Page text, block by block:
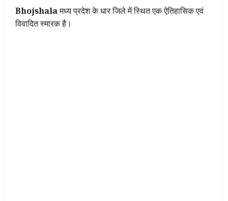
Bhojshalaमध्य प्रदेश के धार जिले में स्थित एक ऐतिहासिक एवं
विवादित स्मारक है।